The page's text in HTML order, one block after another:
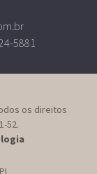
5881
os direitos
52.